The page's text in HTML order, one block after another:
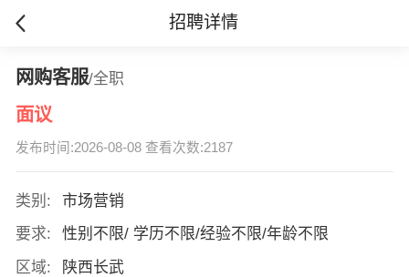
招聘详情
网购客服/全职
面议
发布时间:2026-08-08 查看次数:2187
类别:
市场营销
要求:
性别不限/ 学历不限/经验不限/年龄不限
区域:
陕西长武